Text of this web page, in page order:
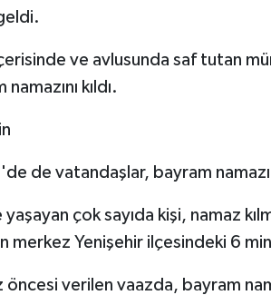
ve avlusunda saf tutan
namazını kıldı.
de vatandaşlar, bayram
yaşayan çok sayıda kişi, namaz
merkez Yenişehir ilçesindeki 6
öncesi verilen vaazda, bayram